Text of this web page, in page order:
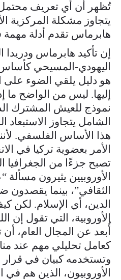
تُظهر أن أي تعريف محتمل
يتجاوز مشكلة المركزية
هابرماس تقدم أدلة
إن تأكيد هابرماس ودريدا
اليهودي-المسيحي كأساس
هو دليل يلقي الضوء على
إليها. ليس من الواضح ما
نموذج للعيش المشترك
الشامل يتجاوز الاستبعاد
هذا الأساس الفلسفي.
الأمر بعضوية تركيا في
تصبح جزءًا من الجغرافيا
الأوروبيين يثيرون مسألة
الثقافي”، بينما يقصدون
الدين، أي الإسلام. لكن
الأوروبية، التي تقول إن
أُبعد عن المجال العام،
كعامل تحليلي مهم عند
وتستخدمه كبيان في
الأوروبيون، الذين هم في